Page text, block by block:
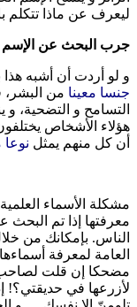
ليعرف عن ماذا تتكلم
جرب البحث عن الإسم
و لو أردت أن أشبه هذا
جنسا معينا من
التسامح و التضحية،
هؤلاء الأشخاص
أن كل منهم يمثل نوعا
مشكلة الأسماء
معرفتها إذا تم البحث
الناس. بإمكانك من
العامة لمعرفة
لأزرعها في حديقتي؟!